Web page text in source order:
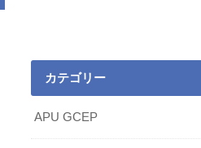
カテゴリー
APU GCEP